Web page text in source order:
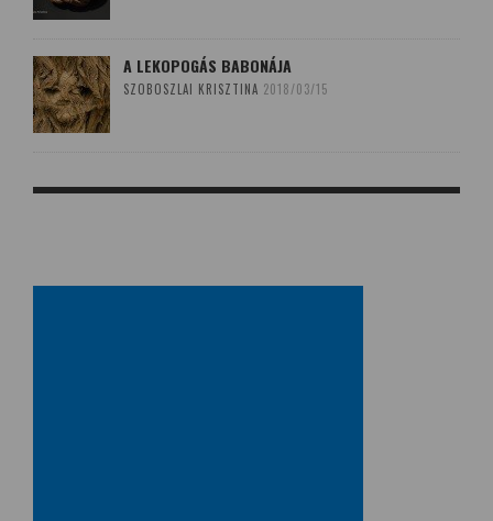
A LEKOPOGÁS BABONÁJA
SZOBOSZLAI KRISZTINA 2018/03/15